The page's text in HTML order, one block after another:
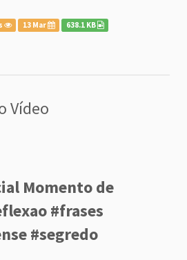
13 Mar 638.1 KB
Vídeo
Momento de
#frases
#segredo